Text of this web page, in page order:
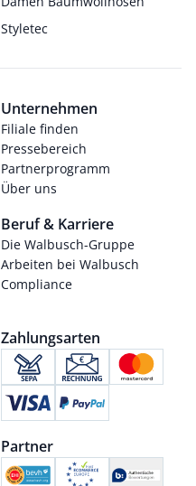
Styletec
Unternehmen
Filiale finden
Pressebereich
Partnerprogramm
Über uns
Beruf & Karriere
Die Walbusch-Gruppe
Arbeiten bei Walbusch
Compliance
Zahlungsarten
Partner